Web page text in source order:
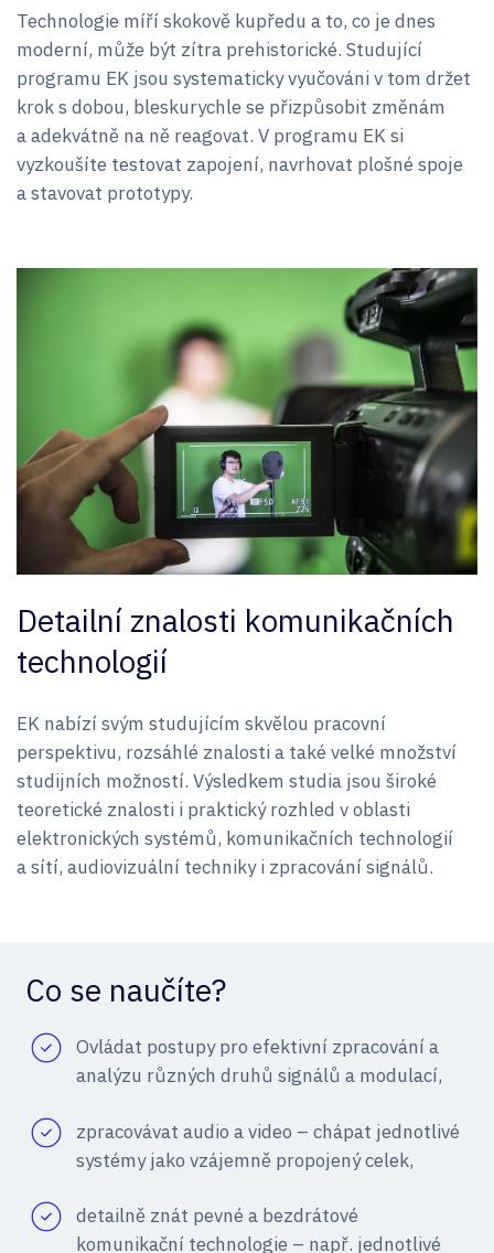
Technologie míří skokově kupředu a to, co je dnes
moderní, může být zítra prehistorické. Studující
programu EK jsou systematicky vyučováni v tom držet
krok s dobou, bleskurychle se přizpůsobit změnám
a adekvátně na ně reagovat. V programu EK si
vyzkoušíte testovat zapojení, navrhovat plošné spoje
a stavovat prototypy.
Detailní znalosti komunikačních
technologií
EK nabízí svým studujícím skvělou pracovní
perspektivu, rozsáhlé znalosti a také velké množství
studijních možností. Výsledkem studia jsou široké
teoretické znalosti i praktický rozhled v oblasti
elektronických systémů, komunikačních technologií
a sítí, audiovizuální techniky i zpracování signálů.
Co se naučíte?
Ovládat postupy pro efektivní zpracování a
analýzu různých druhů signálů a modulací,
zpracovávat audio a video – chápat jednotlivé
systémy jako vzájemně propojený celek,
detailně znát pevné a bezdrátové
komunikační technologie – např. jednotlivé